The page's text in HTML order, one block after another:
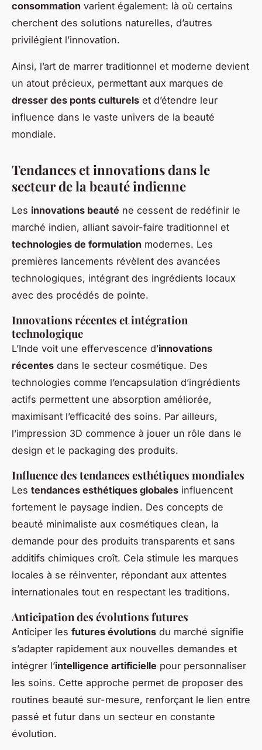
consommation varient également: là où certains
cherchent des solutions naturelles, d’autres
privilégient l’innovation.
Ainsi, l’art de marrer traditionnel et moderne devient
un atout précieux, permettant aux marques de
dresser des ponts culturels et d’étendre leur
influence dans le vaste univers de la beauté
mondiale.
Tendances et innovations dans le
secteur de la beauté indienne
Les innovations beauté ne cessent de redéfinir le
marché indien, alliant savoir-faire traditionnel et
technologies de formulation modernes. Les
premières lancements révèlent des avancées
technologiques, intégrant des ingrédients locaux
avec des procédés de pointe.
Innovations récentes et intégration
technologique
L’Inde voit une effervescence d’innovations
récentes dans le secteur cosmétique. Des
technologies comme l’encapsulation d’ingrédients
actifs permettent une absorption améliorée,
maximisant l’efficacité des soins. Par ailleurs,
l’impression 3D commence à jouer un rôle dans le
design et le packaging des produits.
Influence des tendances esthétiques mondiales
Les tendances esthétiques globales influencent
fortement le paysage indien. Des concepts de
beauté minimaliste aux cosmétiques clean, la
demande pour des produits transparents et sans
additifs chimiques croît. Cela stimule les marques
locales à se réinventer, répondant aux attentes
internationales tout en respectant les traditions.
Anticipation des évolutions futures
Anticiper les futures évolutions du marché signifie
s’adapter rapidement aux nouvelles demandes et
intégrer l’intelligence artificielle pour personnaliser
les soins. Cette approche permet de proposer des
routines beauté sur-mesure, renforçant le lien entre
passé et futur dans un secteur en constante
évolution.